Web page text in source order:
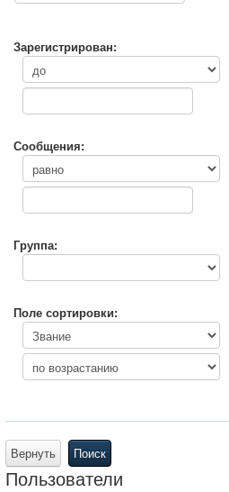
Зарегистрирован:
Сообщения:
Группа:
Поле сортировки:
Вернуть Поиск
Пользователи